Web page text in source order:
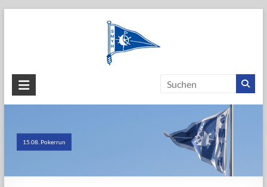
SEGEL-
UND
MOTORYACHT-
CLUB
HÖRI
15.08. Pokerrun